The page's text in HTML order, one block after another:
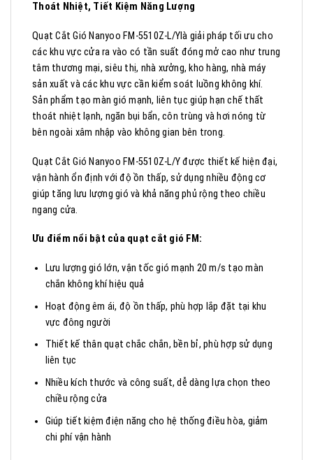
Thoát Nhiệt, Tiết Kiệm Năng Lượng
Quạt Cắt Gió Nanyoo FM-5510Z-L/Ylà giải pháp tối ưu cho
các khu vực cửa ra vào có tần suất đóng mở cao như trung
tâm thương mại, siêu thị, nhà xưởng, kho hàng, nhà máy
sản xuất và các khu vực cần kiểm soát luồng không khí.
Sản phẩm tạo màn gió mạnh, liên tục giúp hạn chế thất
thoát nhiệt lạnh, ngăn bụi bẩn, côn trùng và hơi nóng từ
bên ngoài xâm nhập vào không gian bên trong.
Quạt Cắt Gió Nanyoo FM-5510Z-L/Y được thiết kế hiện đại,
vận hành ổn định với độ ồn thấp, sử dụng nhiều động cơ
giúp tăng lưu lượng gió và khả năng phủ rộng theo chiều
ngang cửa.
Ưu điểm nổi bật của quạt cắt gió FM:
Lưu lượng gió lớn, vận tốc gió mạnh 20 m/s tạo màn
chắn không khí hiệu quả
Hoạt động êm ái, độ ồn thấp, phù hợp lắp đặt tại khu
vực đông người
Thiết kế thân quạt chắc chắn, bền bỉ, phù hợp sử dụng
liên tục
Nhiều kích thước và công suất, dễ dàng lựa chọn theo
chiều rộng cửa
Giúp tiết kiệm điện năng cho hệ thống điều hòa, giảm
chi phí vận hành